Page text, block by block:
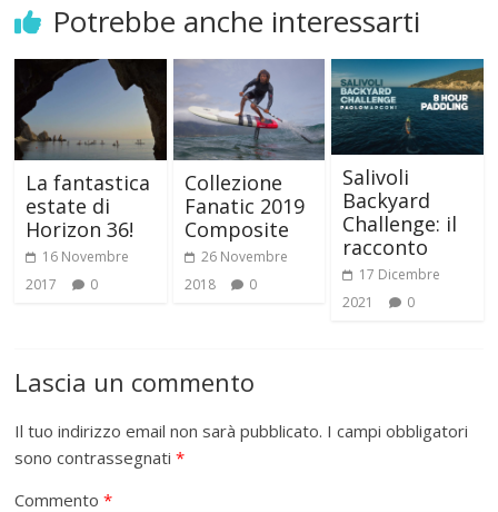
Potrebbe anche interessarti
La fantastica
estate di
Horizon 36!
16 Novembre
2017
0
Collezione
Fanatic 2019
Composite
26 Novembre
2018
0
Salivoli
Backyard
Challenge: il
racconto
17 Dicembre
2021
0
Lascia un commento
Il tuo indirizzo email non sarà pubblicato. I campi obbligatori
sono contrassegnati*
Commento*